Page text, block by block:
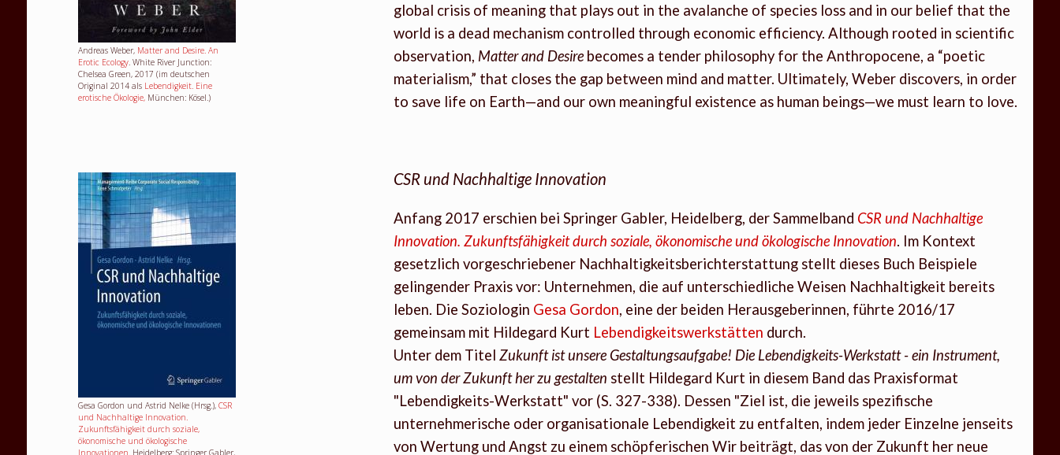
Andreas Weber, Matter and Desire. An
Erotic Ecology. White River Junction:
Chelsea Green, 2017 (im deutschen
Original 2014 als Lebendigkeit. Eine
erotische Ökologie, München: Kösel.)
global crisis of meaning that plays out in the avalanche of species loss and in our belief that the
world is a dead mechanism controlled through economic efficiency. Although rooted in scientific
observation, Matter and Desire becomes a tender philosophy for the Anthropocene, a “poetic
materialism,” that closes the gap between mind and matter. Ultimately, Weber discovers, in order
to save life on Earth—and our own meaningful existence as human beings—we must learn to love.
Gesa Gordon und Astrid Nelke (Hrsg.),CSR
und Nachhaltige Innovation.
Zukunftsfähigkeit durch soziale,
ökonomische und ökologische
Innovationen. Heidelberg: Springer Gabler,
CSR und Nachhaltige Innovation
Anfang 2017 erschien bei Springer Gabler, Heidelberg, der Sammelband CSR und Nachhaltige
Innovation. Zukunftsfähigkeit durch soziale, ökonomische und ökologische Innovation. Im Kontext
gesetzlich vorgeschriebener Nachhaltigkeitsberichterstattung stellt dieses Buch Beispiele
gelingender Praxis vor: Unternehmen, die auf unterschiedliche Weisen Nachhaltigkeit bereits
leben. Die Soziologin Gesa Gordon, eine der beiden Herausgeberinnen, führte 2016/17
gemeinsam mit Hildegard Kurt Lebendigkeitswerkstätten durch.
Unter dem Titel Zukunft ist unsere Gestaltungsaufgabe! Die Lebendigkeits-Werkstatt - ein Instrument,
um von der Zukunft her zu gestalten stellt Hildegard Kurt in diesem Band das Praxisformat
"Lebendigkeits-Werkstatt" vor (S. 327-338). Dessen "Ziel ist, die jeweils spezifische
unternehmerische oder organisationale Lebendigkeit zu entfalten, indem jeder Einzelne jenseits
von Wertung und Angst zu einem schöpferischen Wir beiträgt, das von der Zukunft her neue